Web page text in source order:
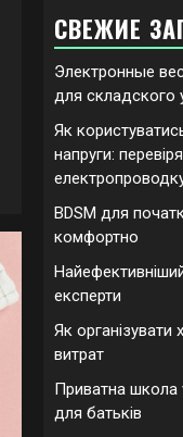
СВЕЖИЕ
Электронные
для складского
Як
напруги:
BDSM для
комфортно
експерти
Як організувати
витрат
Приватна школа
для батьків